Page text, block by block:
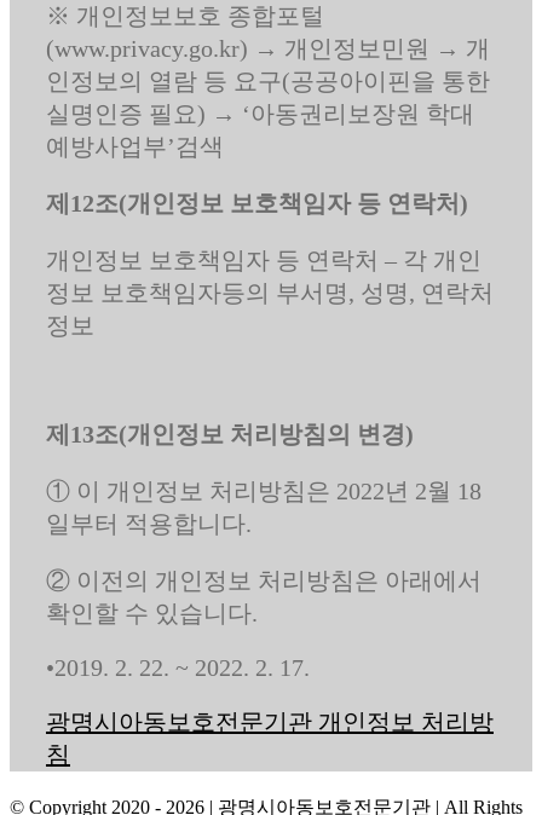
※ 개인정보보호 종합포털
(www.privacy.go.kr) → 개인정보민원 → 개
인정보의 열람 등 요구(공공아이핀을 통한
실명인증 필요) → ‘아동권리보장원 학대
예방사업부’검색
제12조(개인정보 보호책임자 등 연락처)
개인정보 보호책임자 등 연락처 – 각 개인
정보 보호책임자등의 부서명, 성명, 연락처
정보
제13조(개인정보 처리방침의 변경)
① 이 개인정보 처리방침은 2022년 2월 18
일부터 적용합니다.
② 이전의 개인정보 처리방침은 아래에서
확인할 수 있습니다.
•2019. 2. 22. ~ 2022. 2. 17.
광명시아동보호전문기관 개인정보 처리방
침
© Copyright 2020 - 2026 | 광명시아동보호전문기관 | All Rights